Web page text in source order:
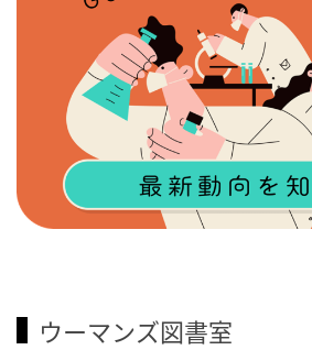
ウーマンズ図書室